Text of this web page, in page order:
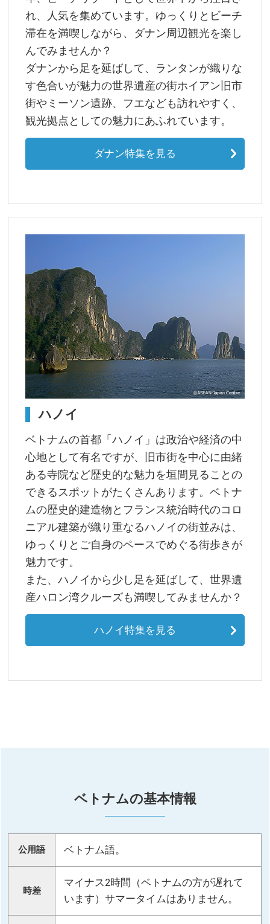
れ、人気を集めています。ゆっくりとビーチ
滞在を満喫しながら、ダナン周辺観光を楽し
んでみませんか？
ダナンから足を延ばして、ランタンが織りな
す色合いが魅力の世界遺産の街ホイアン旧市
街やミーソン遺跡、フエなども訪れやすく、
観光拠点としての魅力にあふれています。
ダナン特集を見る
ハノイ
ベトナムの首都「ハノイ」は政治や経済の中
心地として有名ですが、旧市街を中心に由緒
ある寺院など歴史的な魅力を垣間見ることの
できるスポットがたくさんあります。ベトナ
ムの歴史的建造物とフランス統治時代のコロ
ニアル建築が織り重なるハノイの街並みは、
ゆっくりとご自身のペースでめぐる街歩きが
魅力です。
また、ハノイから少し足を延ばして、世界遺
産ハロン湾クルーズも満喫してみませんか？
ハノイ特集を見る
ベトナムの基本情報
公用語 ベトナム語。
時差
マイナス2時間（ベトナムの方が遅れて
います）サマータイムはありません。